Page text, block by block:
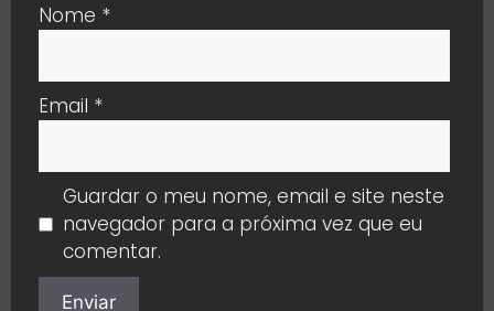
Nome *
Email *
Guardar o meu nome, email e site neste
navegador para a próxima vez que eu
comentar.